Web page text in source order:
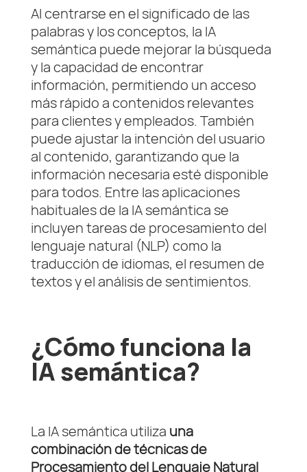
Al centrarse en el significado de las
palabras y los conceptos, la IA
semántica puede mejorar la búsqueda
y la capacidad de encontrar
información, permitiendo un acceso
más rápido a contenidos relevantes
para clientes y empleados. También
puede ajustar la intención del usuario
al contenido, garantizando que la
información necesaria esté disponible
para todos. Entre las aplicaciones
habituales de la IA semántica se
incluyen tareas de procesamiento del
lenguaje natural (NLP) como la
traducción de idiomas, el resumen de
textos y el análisis de sentimientos.
¿Cómo funciona la
IA semántica?
La IA semántica utiliza una
combinación de técnicas de
Procesamiento del Lenguaje Natural